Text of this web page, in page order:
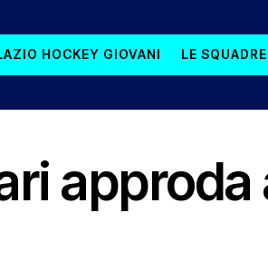
HOCKEY GIOVANI LE SQUADRE